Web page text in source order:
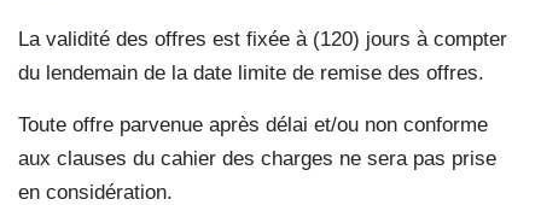
La validité des offres est fixée à (120) jours à compter
du lendemain de la date limite de remise des offres.
Toute offre parvenue après délai et/ou non conforme
aux clauses du cahier des charges ne sera pas prise
en considération.